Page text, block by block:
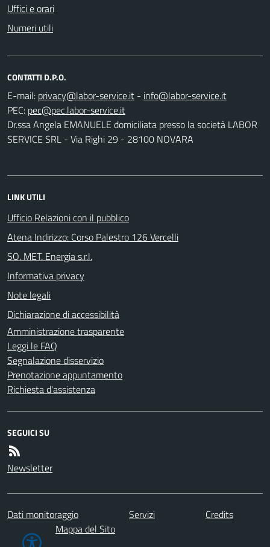
Uffici e orari
Numeri utili
CONTATTI D.P.O.
E-mail:
-
PEC:
Dr.ssa Angela EMANUELE domiciliata presso la società LABOR
SERVICE SRL - Via Righi 29 - 28100 NOVARA
LINK UTILI
Ufficio Relazioni con il pubblico
Atena Indirizzo: Corso Palestro 126 Vercelli
SO. MET. Energia s.r.l.
Informativa privacy
Note legali
Dichiarazione di accessibilità
Amministrazione trasparente
Leggi le FAQ
Segnalazione disservizio
Prenotazione appuntamento
Richiesta d'assistenza
SEGUICI SU
Newsletter
Dati monitoraggio Servizi
Credits
Mappa del Sito